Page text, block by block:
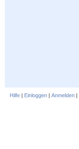
Hilfe | Einloggen | Anmelden |